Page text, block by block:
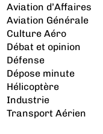
Aviation d’Affaires
Aviation Générale
Culture Aéro
Débat et opinion
Défense
Dépose minute
Hélicoptère
Industrie
Transport Aérien